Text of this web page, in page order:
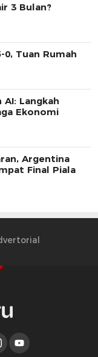
3 Bulan?
0, Tuan Rumah
AI: Langkah
Ekonomi
Argentina
Final Piala